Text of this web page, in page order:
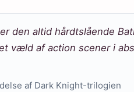
den altid hårdtslående
væld af action scener i
af Dark Knight-trilogien